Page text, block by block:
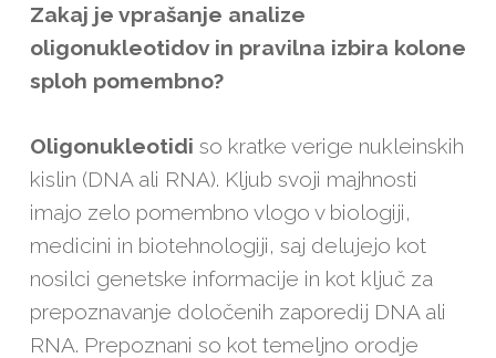
Zakaj je vprašanje analize
oligonukleotidov in pravilna izbira kolone
sploh pomembno?
Oligonukleotidi so kratke verige nukleinskih
kislin (DNA ali RNA). Kljub svoji majhnosti
imajo zelo pomembno vlogo v biologiji,
medicini in biotehnologiji, saj delujejo kot
nosilci genetske informacije in kot ključ za
prepoznavanje določenih zaporedij DNA ali
RNA. Prepoznani so kot temeljno orodje